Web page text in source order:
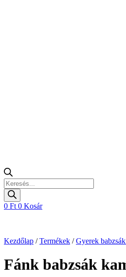
Products
search
0 Ft 0 Kosár
Kezdőlap /Termékek /Gyerek
Fánk babzsák